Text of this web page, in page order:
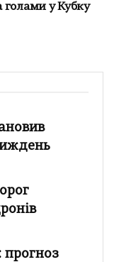
голами у Кубку
прогноз